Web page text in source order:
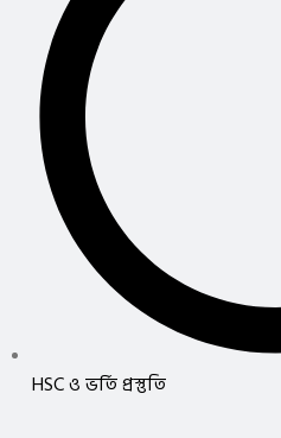
HSC ও ভর্তি প্রস্তুতি